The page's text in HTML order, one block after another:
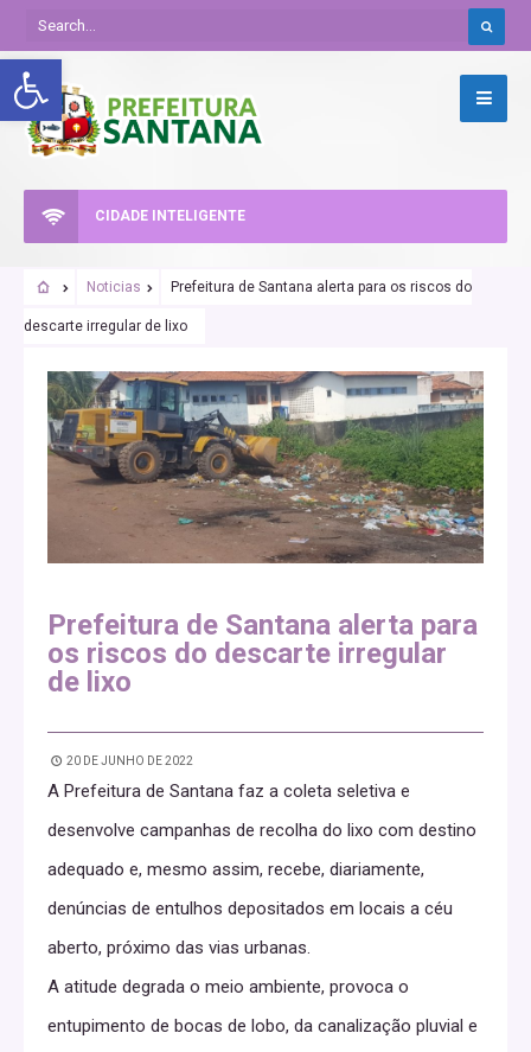
Abrir a barra de ferramentas
CIDADE INTELIGENTE
Noticias Prefeitura de Santana alerta para os riscos do
descarte irregular de lixo
Prefeitura de Santana alerta para
os riscos do descarte irregular
de lixo
20 DE JUNHO DE 2022
A Prefeitura de Santana faz a coleta seletiva e
desenvolve campanhas de recolha do lixo com destino
adequado e, mesmo assim, recebe, diariamente,
denúncias de entulhos depositados em locais a céu
aberto, próximo das vias urbanas.
A atitude degrada o meio ambiente, provoca o
entupimento de bocas de lobo, da canalização pluvial e